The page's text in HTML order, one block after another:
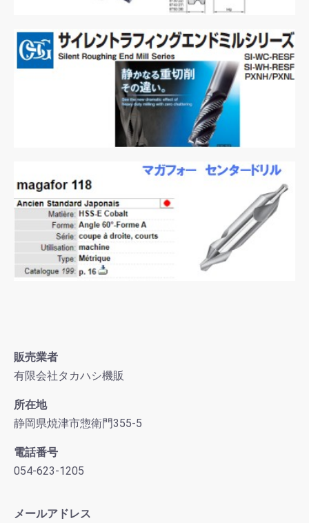
販売業者
有限会社タカハシ機販
所在地
静岡県焼津市惣衛門355-5
電話番号
054-623-1205
メールアドレス